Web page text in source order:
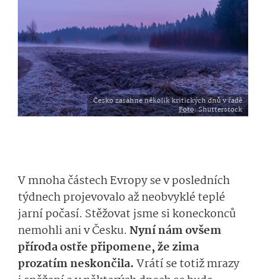
Česko zasáhne několik kritických dnů v řadě
Foto: Shutterstock
V mnoha částech Evropy se v posledních
týdnech projevovalo až neobvyklé teplé
jarní počasí. Stěžovat jsme si koneckonců
nemohli ani v Česku. Nyní nám ovšem
příroda ostře připomene, že zima
prozatím neskončila. Vrátí se totiž mrazy